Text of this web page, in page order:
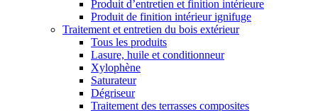
Produit d’entretien et finition intérieure
Produit de finition intérieur ignifuge
Traitement et entretien du bois extérieur
Tous les produits
Lasure, huile et conditionneur
Xylophène
Saturateur
Dégriseur
Traitement des terrasses composites